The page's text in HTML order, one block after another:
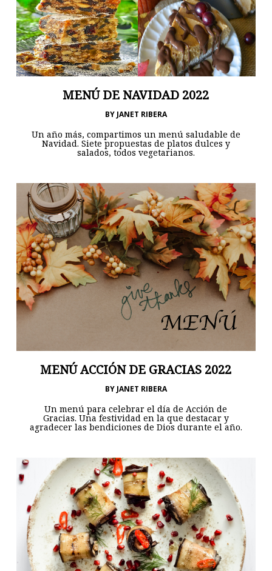
MENÚ DE NAVIDAD 2022
BY JANET RIBERA
Un año más, compartimos un menú saludable de
Navidad. Siete propuestas de platos dulces y
salados, todos vegetarianos.
MENÚ ACCIÓN DE GRACIAS 2022
BY JANET RIBERA
Un menú para celebrar el día de Acción de
Gracias. Una festividad en la que destacar y
agradecer las bendiciones de Dios durante el año.